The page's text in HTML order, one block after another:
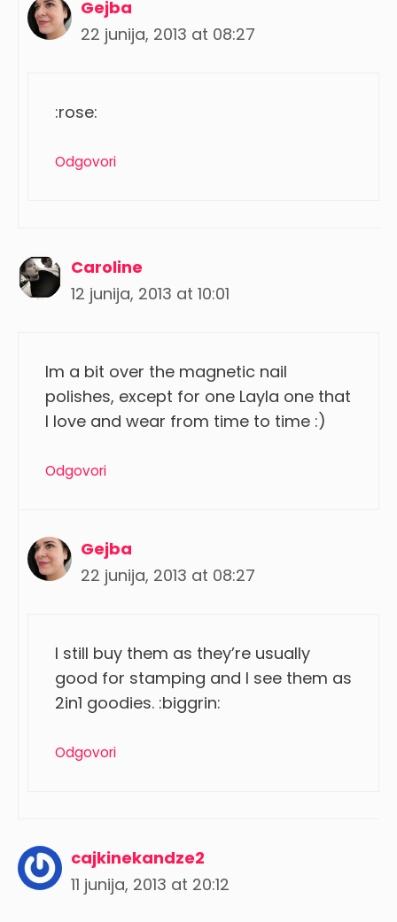
Gejba
22 junija, 2013 at 08:27
:rose:
Odgovori
Caroline
12 junija, 2013 at 10:01
Im a bit over the magnetic nail
polishes, except for one Layla one that
I love and wear from time to time :)
Odgovori
Gejba
22 junija, 2013 at 08:27
I still buy them as they’re usually
good for stamping and I see them as
2in1 goodies. :biggrin:
Odgovori
cajkinekandze2
11 junija, 2013 at 20:12